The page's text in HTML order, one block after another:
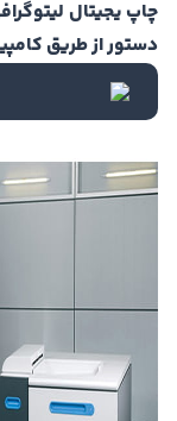
چاپ یجیتال
دستور از طریق